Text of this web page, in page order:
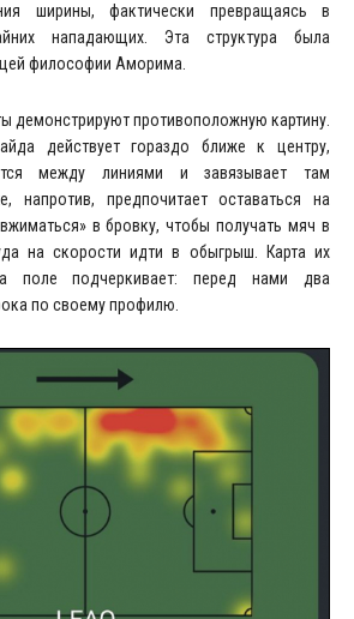
ширины, фактически превращаясь в
нападающих. Эта структура была
философии Аморима.
демонстрируют противоположную картину.
действует гораздо ближе к центру,
между линиями и завязывает там
напротив, предпочитает оставаться на
в бровку, чтобы получать мяч в
на скорости идти в обыгрыш. Карта их
поле подчеркивает: перед нами два
по своему профилю.